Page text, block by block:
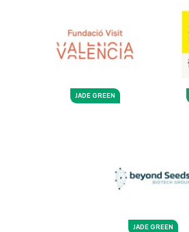
JADE GREEN
JADE GREEN